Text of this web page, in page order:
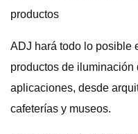
productos
ADJ hará todo lo posible
productos de
aplicaciones, desde
cafeterías y museos.